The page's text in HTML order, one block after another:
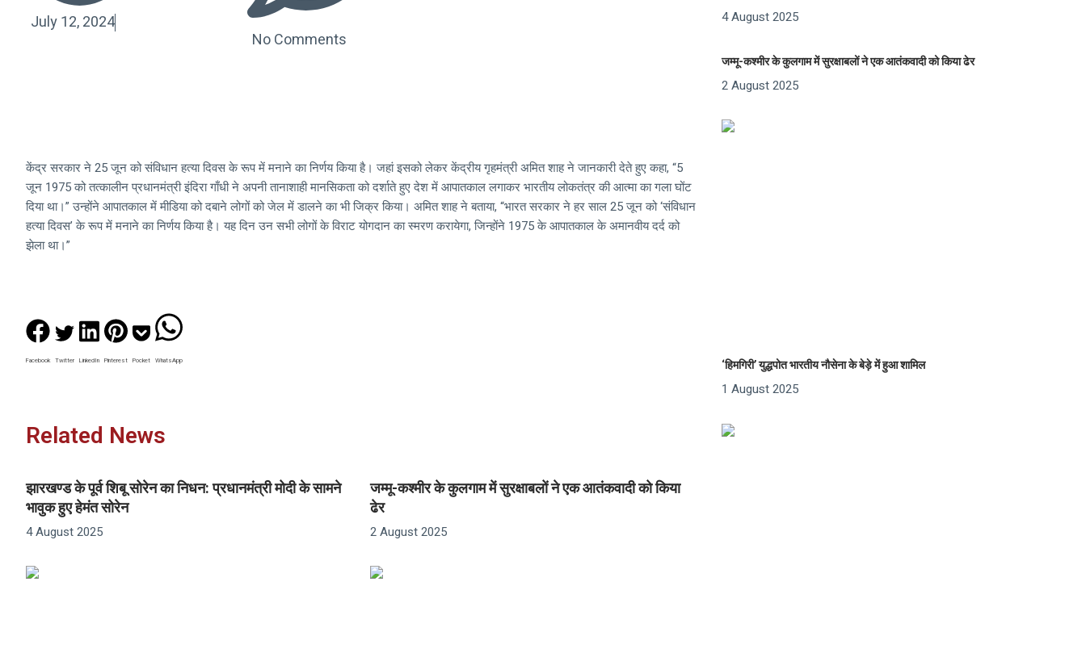
July 12, 2024
No Comments
केंद्र सरकार ने 25 जून को संविधान हत्या दिवस के रूप में मनाने का निर्णय किया है। जहां इसको लेकर केंद्रीय गृहमंत्री अमित शाह ने जानकारी देते हुए कहा, “5
जून 1975 को तत्कालीन प्रधानमंत्री इंदिरा गाँधी ने अपनी तानाशाही मानसिकता को दर्शाते हुए देश में आपातकाल लगाकर भारतीय लोकतंत्र की आत्मा का गला घोंट
दिया था।” उन्होंने आपातकाल में मीडिया को दबाने लोगों को जेल में डालने का भी जिक्र किया। अमित शाह ने बताया, “भारत सरकार ने हर साल 25 जून को ‘संविधान
हत्या दिवस’ के रूप में मनाने का निर्णय किया है। यह दिन उन सभी लोगों के विराट योगदान का स्मरण करायेगा, जिन्होंने 1975 के आपातकाल के अमानवीय दर्द को
झेला था।”
Facebook Twitter LinkedIn Pinterest Pocket WhatsApp
Related News
झारखण्ड के पूर्व शिबू सोरेन का निधन: प्रधानमंत्री मोदी के सामने
भावुक हुए हेमंत सोरेन
4 August 2025
जम्मू-कश्मीर के कुलगाम में सुरक्षाबलों ने एक आतंकवादी को किया
ढेर
2 August 2025
4 August 2025
जम्मू-कश्मीर के कुलगाम में सुरक्षाबलों ने एक आतंकवादी को किया ढेर
2 August 2025
‘हिमगिरी’ युद्धपोत भारतीय नौसेना के बेड़े में हुआ शामिल
1 August 2025